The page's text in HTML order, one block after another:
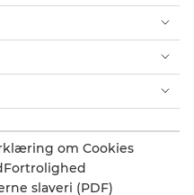
om Cookies
Fortrolighed
slaveri (PDF)